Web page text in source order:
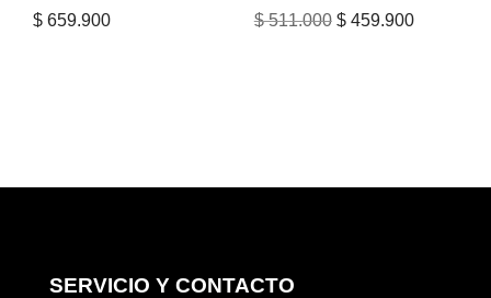
$ 659.900
$511.000 El
$459.900El
SERVICIO Y CONTACTO